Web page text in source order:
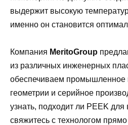
выдержит высокую
именно он становится
Компания MeritoGroup
из различных инженерных
обеспечиваем промышленное
геометрии и серийное
узнать, подходит ли PEEK
свяжитесь с технологом прямо